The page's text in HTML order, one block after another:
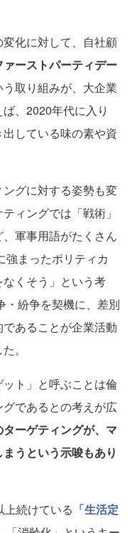
化に対して、自社顧
ーストパーティデー
う取り組みが、大企業
、2020年代に入り
している味の素や資
グに対する姿勢も変
ィングでは「戦術」
、軍事用語がたくさん
強まったポリティカ
くそう」という考
・紛争を契機に、差別
あることが企業活動
。
ト」と呼ぶことは倫
であるとの考えが広
ターゲティングが、マ
うという示唆もあり
続けている 「生活定